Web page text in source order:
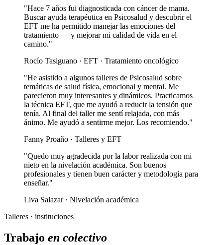
"Hace 7 años fui diagnosticada con cáncer de mama.
Buscar ayuda terapéutica en Psicosalud y descubrir el
EFT me ha permitido manejar las emociones del
tratamiento — y mejorar mi calidad de vida en el
camino."
Rocío Tasiguano · EFT · Tratamiento oncológico
"He asistido a algunos talleres de Psicosalud sobre
temáticas de salud física, emocional y mental. Me
parecieron muy interesantes y dinámicos. Practicamos
la técnica EFT, que me ayudó a reducir la tensión que
tenía. Al final del taller me sentí relajada, con más
ánimo. Me ayudó a sentirme mejor. Los recomiendo."
Fanny Proaño · Talleres y EFT
"Quedo muy agradecida por la labor realizada con mi
nieto en la nivelación académica. Son buenos
profesionales y tienen buen carácter y metodología para
enseñar."
Liva Salazar · Nivelación académica
Talleres · instituciones
Trabajo en colectivo